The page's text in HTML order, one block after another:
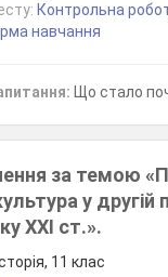
Контрольна
навчання
Що стало початком економічного
за темою
у другій
XXI ст.».
11 клас